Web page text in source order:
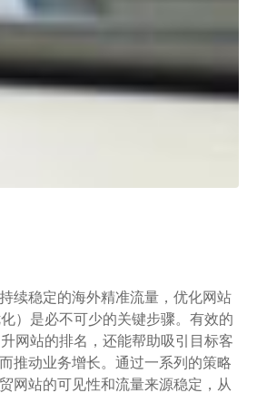
续稳定的海外精准流量，优化网站
）是必不可少的关键步骤。有效的
网站的排名，还能帮助吸引目标客
推动业务增长。通过一系列的策略
网站的可见性和流量来源稳定，从